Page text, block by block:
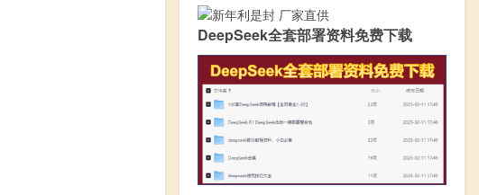
DeepSeek全套部署资料免费下载